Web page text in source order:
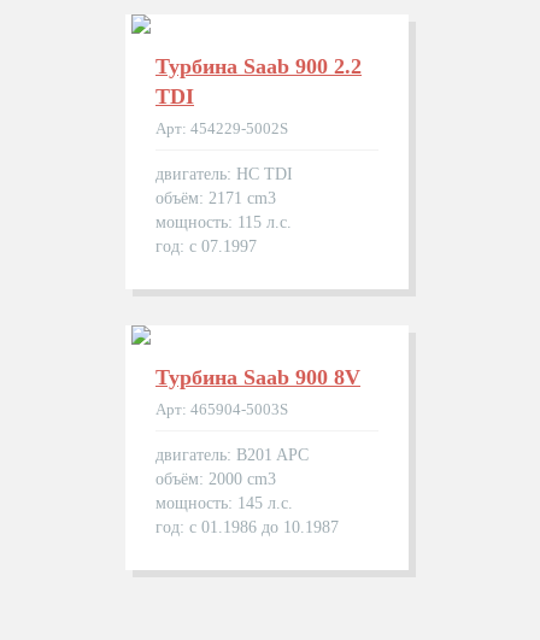
Турбина Saab 900 2.2
TDI
Арт: 454229-5002S
двигатель: HC TDI
объём: 2171 cm3
мощность: 115 л.с.
год: с 07.1997
Турбина Saab 900 8V
Арт: 465904-5003S
двигатель: B201 APC
объём: 2000 cm3
мощность: 145 л.с.
год: с 01.1986 до 10.1987